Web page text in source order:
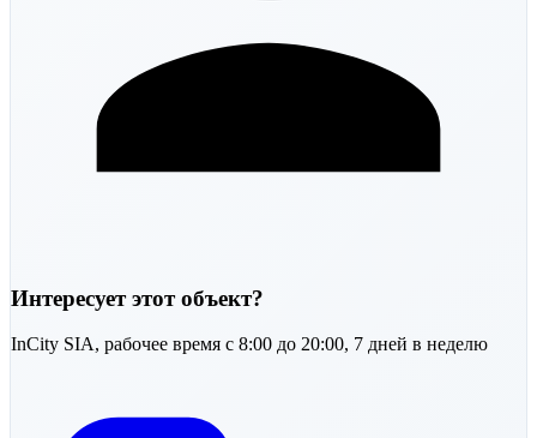
Интересует этот объект?
InCity SIA, рабочее время с 8:00 до 20:00, 7 дней в неделю